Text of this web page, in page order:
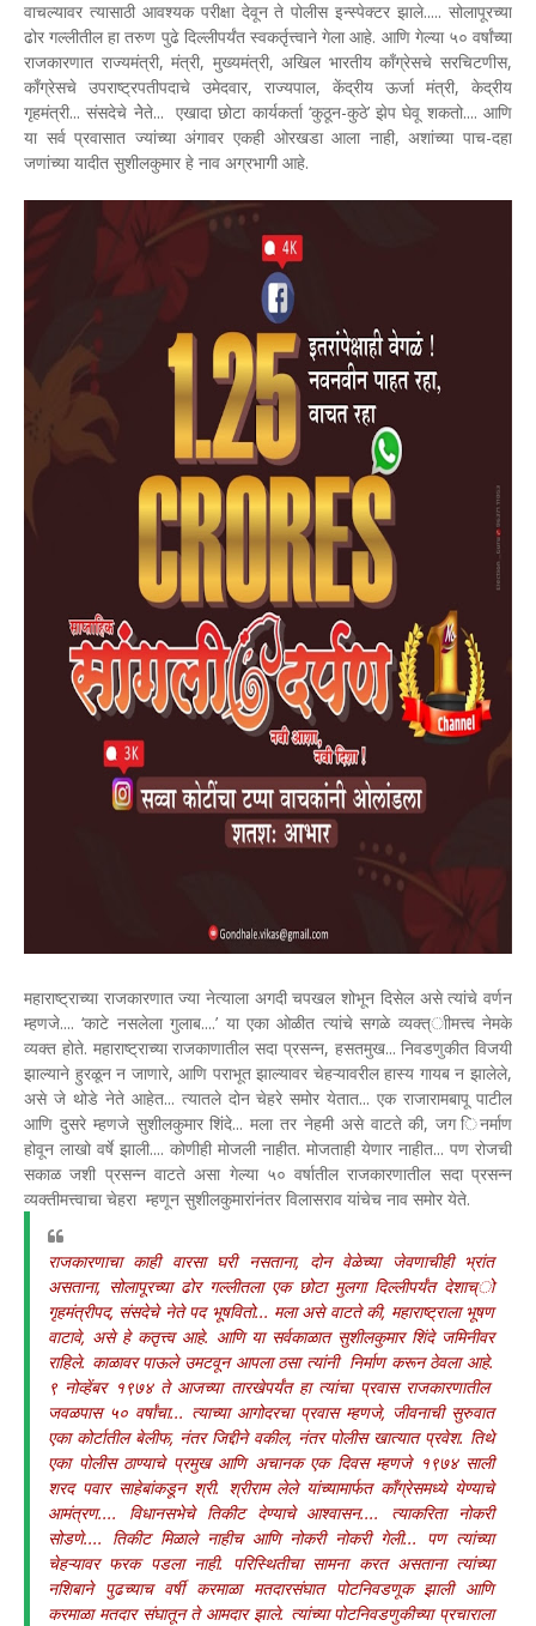
वाचल्यावर त्यासाठी आवश्यक परीक्षा देवून ते पोलीस इन्स्पेक्टर झाले..... सोलापूरच्या
ढोर गल्लीतील हा तरुण पुढे दिल्लीपर्यंत स्वकर्तृत्त्वाने गेला आहे. आणि गेल्या ५० वर्षांच्या
राजकारणात राज्यमंत्री, मंत्री, मुख्यमंत्री, अखिल भारतीय काँग्रेसचे सरचिटणीस,
काँग्रेसचे उपराष्ट्रपतीपदाचे उमेदवार, राज्यपाल, केंद्रीय ऊर्जा मंत्री, केद्रीय
गृहमंत्री... संसदेचे नेेते... एखादा छोटा कार्यकर्ता ‘कुठून-कुठे’ झेप घेवू शकतो.... आणि
या सर्व प्रवासात ज्यांच्या अंगावर एकही ओरखडा आला नाही, अशांच्या पाच-दहा
जणांच्या यादीत सुशीलकुमार हे नाव अग्रभागी आहे.
महाराष्ट्राच्या राजकारणात ज्या नेत्याला अगदी चपखल शोभून दिसेल असे त्यांचे वर्णन
म्हणजे.... ‘काटे नसलेला गुलाब....’ या एका ओळीत त्यांचे सगळे व्यक्त्ाीमत्त्व नेमके
व्यक्त होते. महाराष्ट्राच्या राजकाणातील सदा प्रसन्न, हसतमुख... निवडणुकीत विजयी
झाल्याने हुरळून न जाणारे, आणि पराभूत झाल्यावर चेहऱ्यावरील हास्य गायब न झालेले,
असे जे थोडे नेते आहेत... त्यातले दोन चेहरे समोर येतात... एक राजारामबापू पाटील
आणि दुसरे म्हणजे सुशीलकुमार शिंदे... मला तर नेहमी असे वाटते की, जग िनर्माण
होवून लाखो वर्षे झाली.... कोणीही मोजली नाहीत. मोजताही येणार नाहीत... पण रोजची
सकाळ जशी प्रसन्न वाटते असा गेल्या ५० वर्षातील राजकारणातील सदा प्रसन्न
व्यक्तीमत्त्वाचा चेहरा म्हणून सुशीलकुमारांनंतर विलासराव यांचेच नाव समोर येते.
राजकारणाचा काही वारसा घरी नसताना, दोन वेळेच्या जेवणाचीही भ्रांत
असताना, सोलापूरच्या ढोर गल्लीतला एक छोटा मुलगा दिल्लीपर्यंत देशाच्ो
गृहमंत्रीपद, संसदेचे नेते पद भूषवितो... मला असे वाटते की, महाराष्ट्राला भूषण
वाटावे, असे हे कतृत्त्व आहे. आणि या सर्वकाळात सुशीलकुमार शिंदे जमिनीवर
राहिले. काळावर पाऊले उमटवून आपला ठसा त्यांनी निर्माण करून ठेवला आहे.
९ नोव्हेंबर १९७४ ते आजच्या तारखेपर्यंत हा त्यांचा प्रवास राजकारणातील
जवळपास ५० वर्षांचा... त्याच्या आगोदरचा प्रवास म्हणजे, जीवनाची सुरुवात
एका कोर्टातील बेलीफ, नंतर जिद्दीने वकील, नंतर पोलीस खात्यात प्रवेश. तिथे
एका पोलीस ठाण्याचे प्रमुख आणि अचानक एक दिवस म्हणजे १९७४ साली
शरद पवार साहेबांकडून श्री. श्रीराम लेले यांच्यामार्फत काँग्रेसमध्ये येण्याचे
आमंत्रण.... विधानसभेचे तिकीट देण्याचे आश्वासन.... त्याकरिता नोकरी
सोडणे.... तिकीट मिळाले नाहीच आणि नोकरी नोकरी गेली... पण त्यांच्या
चेहऱ्यावर फरक पडला नाही. परिस्थितीचा सामना करत असताना त्यांच्या
नशिबाने पुढच्याच वर्षी करमाळा मतदारसंघात पोटनिवडणूक झाली आणि
करमाळा मतदार संघातून ते आमदार झाले. त्यांच्या पोटनिवडणुकीच्या प्रचाराला